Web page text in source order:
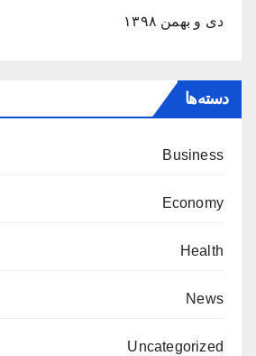
دی و بهمن ۱۳۹۸
دسته‌ها
Business
Economy
Health
News
Uncategorized